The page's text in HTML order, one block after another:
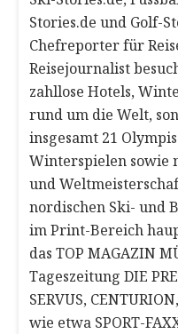
Stories.de und Golf-
Chefreporter für
Reisejournalist
zahllose Hotels,
rund um die Welt,
insgesamt 21
Winterspielen sowie
und
nordischen Ski- und
im Print-Bereich
das TOP MAGAZIN
Tageszeitung DIE
SERVUS,
wie etwa SPORT-